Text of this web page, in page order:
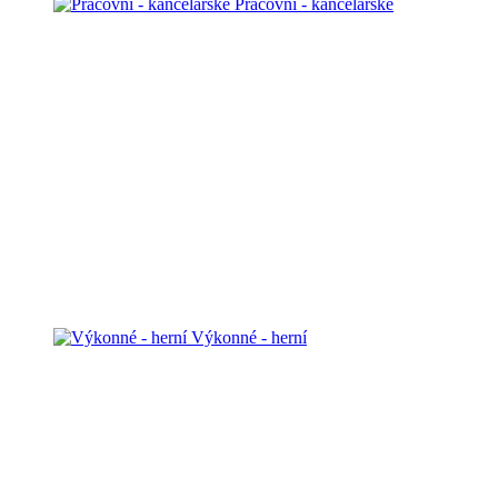
Pracovní - kancelářské
Výkonné - herní